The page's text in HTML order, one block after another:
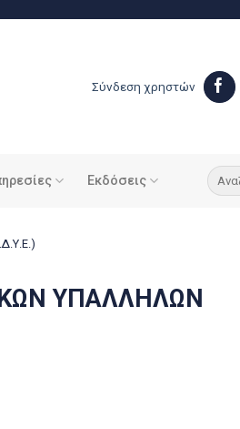
Σύνδεση χρηστών
Εκδόσεις
ΥΠΑΛΛΗΛΩΝ